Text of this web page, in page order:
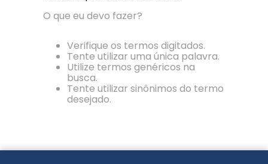
O que eu devo fazer?
Verifique os termos digitados.
Tente utilizar uma única palavra.
Utilize termos genéricos na
busca.
Tente utilizar sinônimos do termo
desejado.